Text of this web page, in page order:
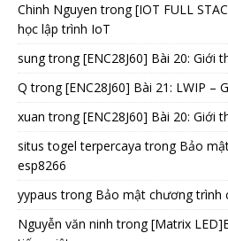
Chinh Nguyen trong[IOT FULL
học lập trình IoT
sungtrong[ENC28J60] Bài 20: Giới
Q trong[ENC28J60] Bài 21: LWIP –
xuan trong[ENC28J60] Bài 20: Giới
situs togel terpercaya trong Bảo
esp8266
yypaus trong Bảo mật chương trình
Nguyễn văn ninh trong[Matrix